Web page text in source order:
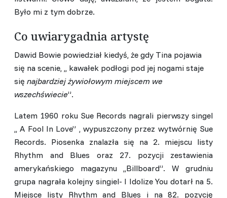
Było mi z tym dobrze.
Co uwiarygadnia artystę
Dawid Bowie powiedział kiedyś, że gdy Tina pojawia
się na scenie, ,, kawałek podłogi pod jej nogami staje
się najbardziej żywiołowym miejscem we
wszechświecie”.
Latem 1960 roku Sue Records nagrali pierwszy singel
,, A Fool In Love” , wypuszczony przez wytwórnię Sue
Records. Piosenka znalazła się na 2. miejscu listy
Rhythm and Blues oraz 27. pozycji zestawienia
amerykańskiego magazynu ,,Billboard”. W grudniu
grupa nagrała kolejny singiel- I Idolize You dotarł na 5.
Miejsce listy Rhythm and Blues i na 82. pozycję